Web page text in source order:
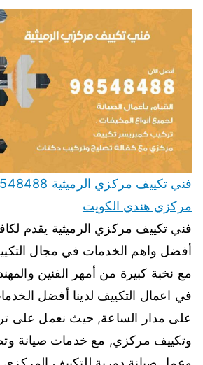
مركزي هندي الكويت
فني تكييف مركزي الرميثية يقدم
أفضل واهم الخدمات في مجال
مع نخبة كبيرة من أمهر الفنين
في اعمال التكييف لدينا أفضل
على مدار الساعة, حيث نعمل على
وتكييف مركزي, مع خدمات صيانة